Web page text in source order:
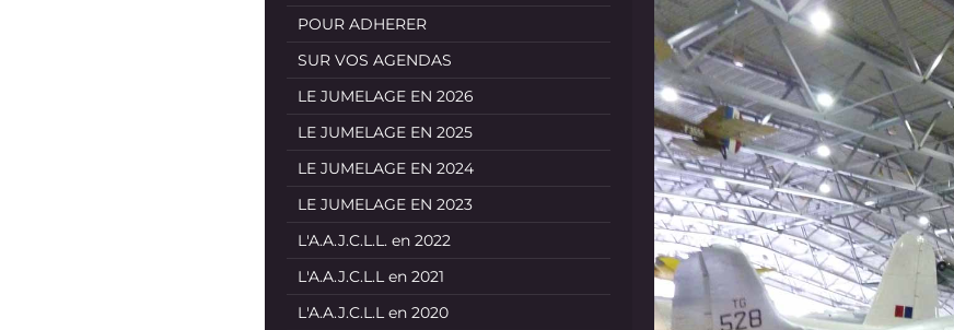
POUR ADHERER
SUR VOS AGENDAS
LE JUMELAGE EN 2026
LE JUMELAGE EN 2025
LE JUMELAGE EN 2024
LE JUMELAGE EN 2023
L'A.A.J.C.L.L. en 2022
L'A.A.J.C.L.L en 2021
L'A.A.J.C.L.L en 2020